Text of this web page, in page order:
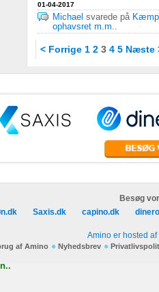
01-04-2017
Michael svarede på
ophavsret m.m..
< Forrige 1 2 3 4 5 Næste
Besøg
Saxis.dk capino.dk
Amino er hosted af
af Amino Nyhedsbrev